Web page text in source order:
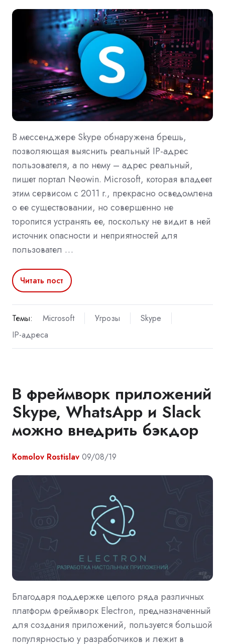
В мессенджере Skype обнаружена брешь,
позволяющая выяснить реальный IP-адрес
пользователя, а по нему – адрес реальный,
пишет портал Neowin. Microsoft, которая владеет
этим сервисом с 2011 г., прекрасно осведомлена
о ее существовании, но совершенно не
торопится устранять ее, поскольку не видит в ней
источник опасности и неприятностей для
пользовател …
Читать пост
Темы: Microsoft Угрозы
Skype
IP-адреса
В фреймворк приложений
Skype, WhatsApp и Slack
можно внедрить бэкдор
Komolov Rostislav 09/08/19
Благодаря поддержке целого ряда различных
платформ фреймворк Electron, предназначенный
для создания приложений, пользуется большой
популярностью у разработчиков и лежит в